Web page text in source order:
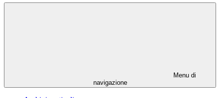
Menu di
navigazione